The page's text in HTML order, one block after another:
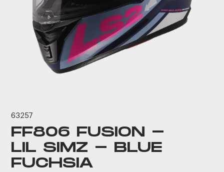
63257
FF806 FUSION -
LIL SIMZ - BLUE
FUCHSIA